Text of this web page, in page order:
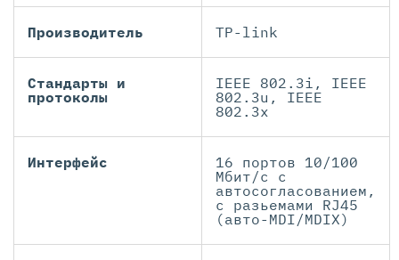
Производитель TP-link
Стандарты и
протоколы
IEEE 802.3i, IEEE
802.3u, IEEE
802.3x
Интерфейс
16 портов 10/100
Мбит/с с
автосогласованием,
с разьемами RJ45
(авто-MDI/MDIX)